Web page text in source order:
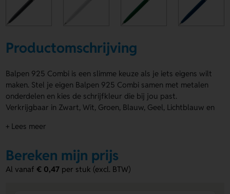
Productomschrijving
Balpen 925 Combi is een slimme keuze als je iets eigens wilt
maken. Stel je eigen Balpen 925 Combi samen met metalen
onderdelen en kies de schrijfkleur die bij jou past.
Verkrijgbaar in Zwart, Wit, Groen, Blauw, Geel, Lichtblauw en
schrijfplezier. Laat een logo, naam of eigen ontwerp drukken
Linkshandig. Balpen 925 Combi is leuk, praktisch en
persoonlijk. Bestel of vraag een prijs op.
+ Lees meer
Bereken mijn prijs
Al vanaf€ 0,47 per stuk (excl. BTW)